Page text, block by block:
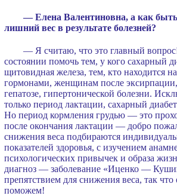
— Елена Валентиновна, а как
лишний вес в результате болезней?
— Я считаю, что это главный
состоянии помочь тем, у кого сахарный
щитовидная железа, тем, кто находится
гормонами, женщинам после
гепатозе, гипертонической болезни.
только период лактации, сахарный
Но период кормления грудью — это
после окончания лактации — добро
снижения веса подбираются
показателей здоровья, с изучением
психологических привычек и образа
диагноз — заболевание «Иценко —
препятствием для снижения веса, так
поможем!